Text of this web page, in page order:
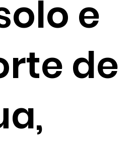
e
de